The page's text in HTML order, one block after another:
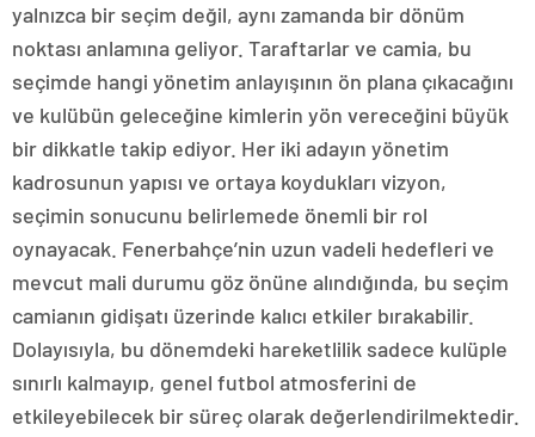
yalnızca bir seçim değil, aynı zamanda bir dönüm
noktası anlamına geliyor. Taraftarlar ve camia, bu
seçimde hangi yönetim anlayışının ön plana çıkacağını
ve kulübün geleceğine kimlerin yön vereceğini büyük
bir dikkatle takip ediyor. Her iki adayın yönetim
kadrosunun yapısı ve ortaya koydukları vizyon,
seçimin sonucunu belirlemede önemli bir rol
oynayacak. Fenerbahçe’nin uzun vadeli hedefleri ve
mevcut mali durumu göz önüne alındığında, bu seçim
camianın gidişatı üzerinde kalıcı etkiler bırakabilir.
Dolayısıyla, bu dönemdeki hareketlilik sadece kulüple
sınırlı kalmayıp, genel futbol atmosferini de
etkileyebilecek bir süreç olarak değerlendirilmektedir.